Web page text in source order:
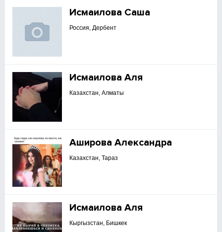
Исмаилова Саша
Россия, Дербент
Исмаилова Аля
Казахстан, Алматы
Аширова Александра
Казахстан, Тараз
Исмаилова Аля
Кыргызстан, Бишкек